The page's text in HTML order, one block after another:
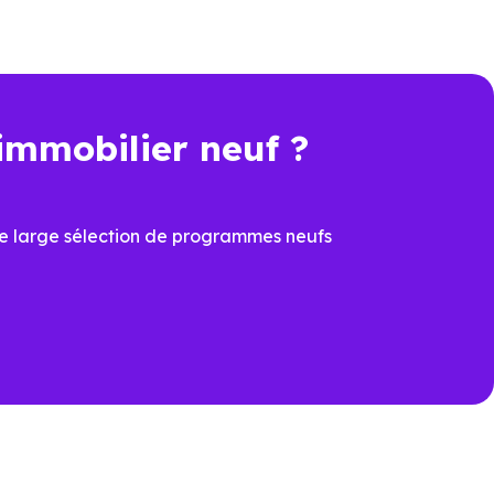
(78280)
neuf ?
large sélection de programmes neufs